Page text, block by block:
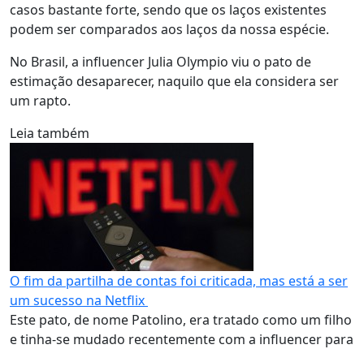
casos bastante forte, sendo que os laços existentes
podem ser comparados aos laços da nossa espécie.
No Brasil, a influencer Julia Olympio viu o pato de
estimação desaparecer, naquilo que ela considera ser
um rapto.
Leia também
O fim da partilha de contas foi criticada, mas está a ser
um sucesso na Netflix
Este pato, de nome Patolino, era tratado como um filho
e tinha-se mudado recentemente com a influencer para